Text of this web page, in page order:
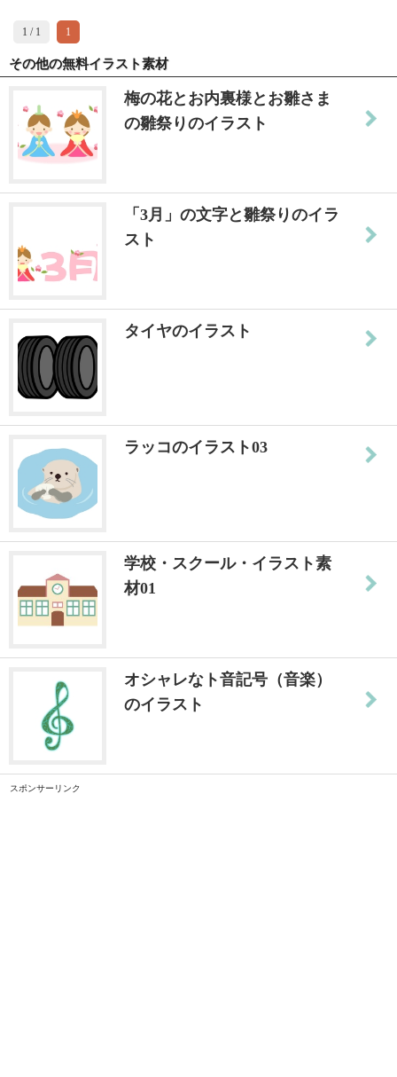
1 / 1 1
その他の無料イラスト素材
梅の花とお内裏様とお雛さま
の雛祭りのイラスト
「3月」の文字と雛祭りのイラ
スト
タイヤのイラスト
ラッコのイラスト03
学校・スクール・イラスト素
材01
オシャレなト音記号（音楽）
のイラスト
スポンサーリンク